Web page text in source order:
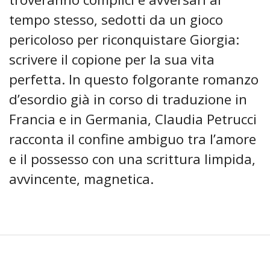
tempo stesso, sedotti da un gioco
pericoloso per riconquistare Giorgia:
scrivere il copione per la sua vita
perfetta. In questo folgorante romanzo
d’esordio già in corso di traduzione in
Francia e in Germania, Claudia Petrucci
racconta il confine ambiguo tra l’amore
e il possesso con una scrittura limpida,
avvincente, magnetica.